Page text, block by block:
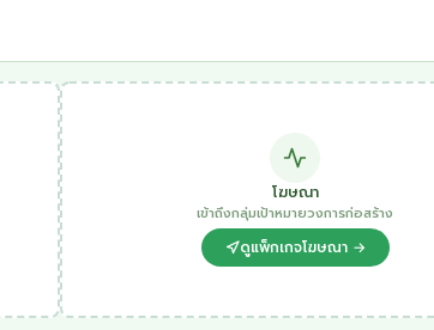
โฆษณา
เข้าถึงกลุ่มเป้าหมายวงการก่อสร้าง
ดูแพ็กเกจโฆษณา →